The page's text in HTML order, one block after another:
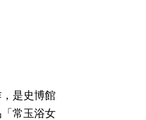
是史博館
常玉浴女